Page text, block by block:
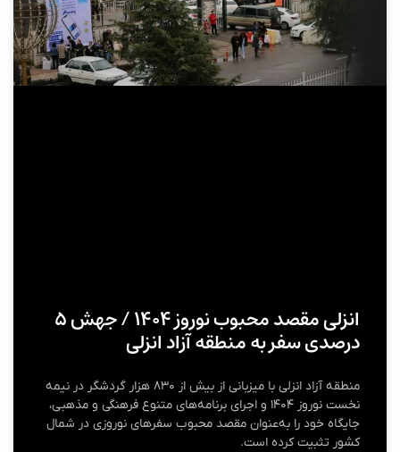
انزلی مقصد محبوب نوروز ۱۴۰۴ / جهش ۵
درصدی سفر به منطقه آزاد انزلی
منطقه آزاد انزلی با میزبانی از بیش از ۸۳۰ هزار گردشگر در نیمه
نخست نوروز ۱۴۰۴ و اجرای برنامه‌های متنوع فرهنگی و مذهبی،
جایگاه خود را به‌عنوان مقصد محبوب سفرهای نوروزی در شمال
کشور تثبیت کرده است.